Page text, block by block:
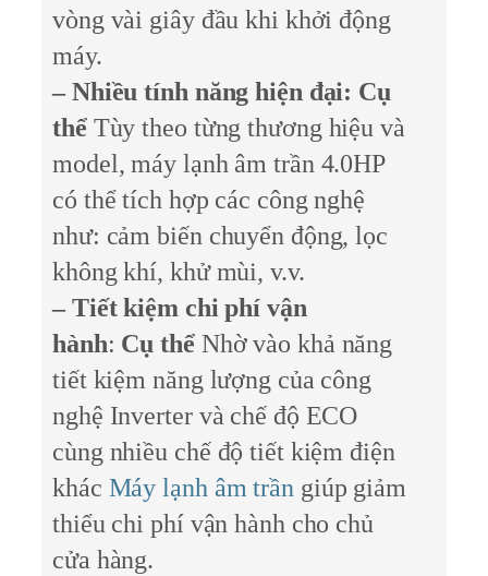
vòng vài giây đầu khi khởi động
máy.
– Nhiều tính năng hiện đại: Cụ
thể Tùy theo từng thương hiệu và
model, máy lạnh âm trần 4.0HP
có thể tích hợp các công nghệ
như: cảm biến chuyển động, lọc
không khí, khử mùi, v.v.
– Tiết kiệm chi phí vận
hành: Cụ thể Nhờ vào khả năng
tiết kiệm năng lượng của công
nghệ Inverter và chế độ ECO
cùng nhiều chế độ tiết kiệm điện
khác Máy lạnh âm trần giúp giảm
thiểu chi phí vận hành cho chủ
cửa hàng.